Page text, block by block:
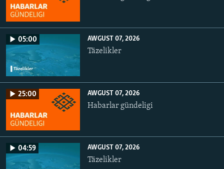
05:00 AWGUST 07, 2026
Täzelikler
25:00 AWGUST 07, 2026
Habarlar gündeligi
04:59 AWGUST 07, 2026
Täzelikler